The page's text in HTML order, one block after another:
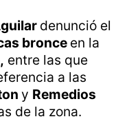
denunció el
bronce en la
entre las que
a las
y Remedios
de la zona.